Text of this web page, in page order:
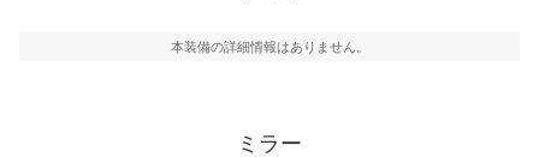
本装備の詳細情報はありません。
ミラー